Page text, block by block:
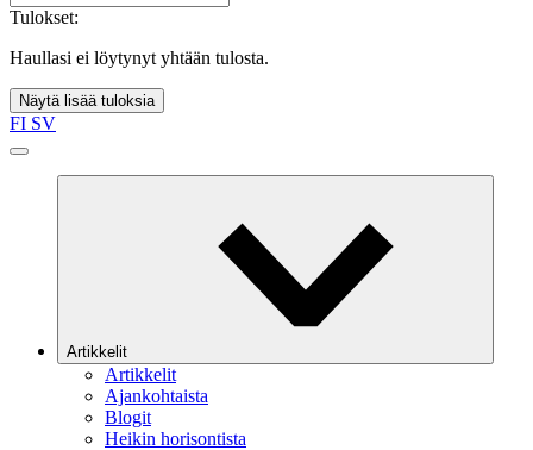
Tulokset:
Haullasi ei löytynyt yhtään tulosta.
Näytä lisää tuloksia
FI SV
Artikkelit
Artikkelit
Ajankohtaista
Blogit
Heikin horisontista